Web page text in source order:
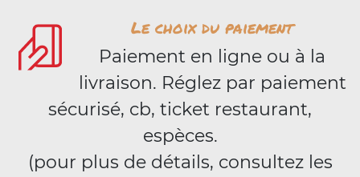
Le choix du paiement
Paiement en ligne ou à la
livraison. Réglez par paiement
sécurisé, cb, ticket restaurant,
espèces.
(pour plus de détails, consultez les